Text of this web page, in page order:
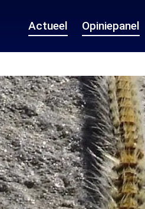
Actueel Opiniepanel